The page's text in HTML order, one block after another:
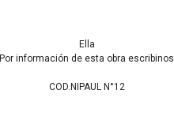
Ella
Por información de esta obra escribinos
COD.NIPAUL N°12